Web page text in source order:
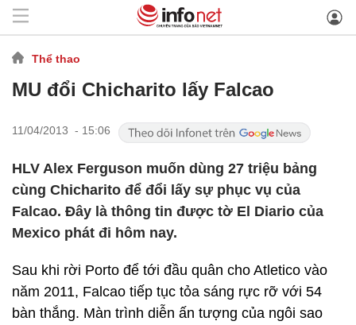
Thể thao
MU đổi Chicharito lấy Falcao
11/04/2013 - 15:06
HLV Alex Ferguson muốn dùng 27 triệu bảng
cùng Chicharito để đổi lấy sự phục vụ của
Falcao. Đây là thông tin được tờ El Diario của
Mexico phát đi hôm nay.
Sau khi rời Porto để tới đầu quân cho Atletico vào
năm 2011, Falcao tiếp tục tỏa sáng rực rỡ với 54
bàn thắng. Màn trình diễn ấn tượng của ngôi sao